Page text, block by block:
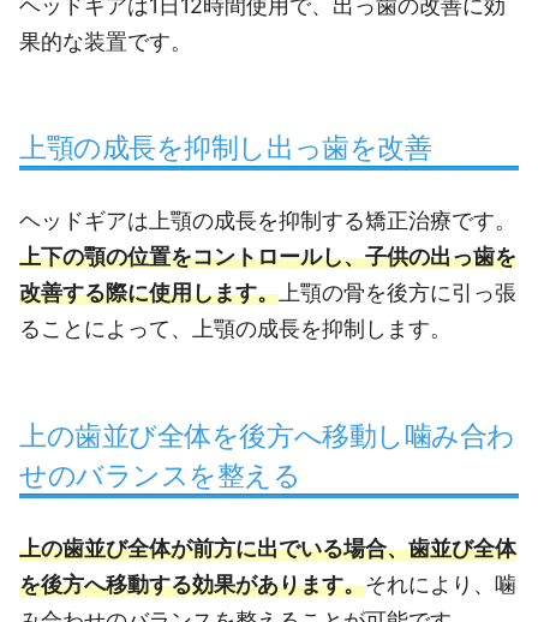
ヘッドギアは1日12時間使用で、出っ歯の改善に効
果的な装置です。
上顎の成長を抑制し出っ歯を改善
ヘッドギアは上顎の成長を抑制する矯正治療です。
上下の顎の位置をコントロールし、子供の出っ歯を
改善する際に使用します。上顎の骨を後方に引っ張
ることによって、上顎の成長を抑制します。
上の歯並び全体を後方へ移動し噛み合わ
せのバランスを整える
上の歯並び全体が前方に出でいる場合、歯並び全体
を後方へ移動する効果があります。それにより、噛